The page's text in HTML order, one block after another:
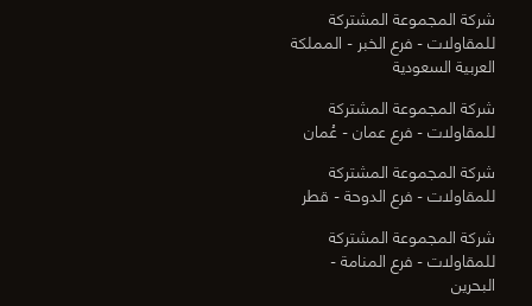
شركة المجموعة المشتركة
للمقاولات - فرع الخبر - المملكة
العربية السعودية
شركة المجموعة المشتركة
للمقاولات - فرع عمان - عُمان
شركة المجموعة المشتركة
للمقاولات - فرع الدوحة - قطر
شركة المجموعة المشتركة
للمقاولات - فرع المنامة -
البحرين